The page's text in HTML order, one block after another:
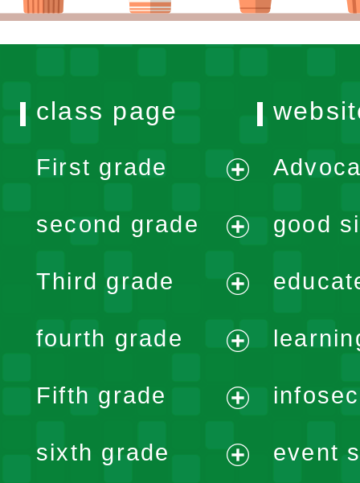
class page
First grade
menu
second grade
menu
Third grade
menu
fourth grade
menu
Fifth grade
menu
sixth grade
good
event